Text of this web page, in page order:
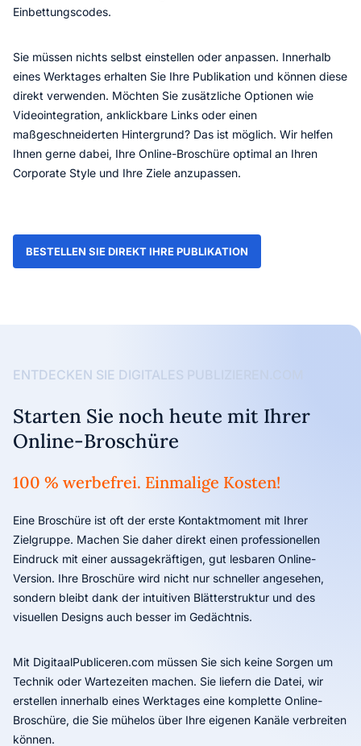
Einbettungscodes.
Sie müssen nichts selbst einstellen oder anpassen. Innerhalb
eines Werktages erhalten Sie Ihre Publikation und können diese
direkt verwenden. Möchten Sie zusätzliche Optionen wie
Videointegration, anklickbare Links oder einen
maßgeschneiderten Hintergrund? Das ist möglich. Wir helfen
Ihnen gerne dabei, Ihre Online-Broschüre optimal an Ihren
Corporate Style und Ihre Ziele anzupassen.
BESTELLEN SIE DIREKT IHRE PUBLIKATION
ENTDECKEN SIE DIGITALES PUBLIZIEREN.COM
Starten Sie noch heute mit Ihrer
Online-Broschüre
100 % werbefrei. Einmalige Kosten!
Eine Broschüre ist oft der erste Kontaktmoment mit Ihrer
Zielgruppe. Machen Sie daher direkt einen professionellen
Eindruck mit einer aussagekräftigen, gut lesbaren Online-
Version. Ihre Broschüre wird nicht nur schneller angesehen,
sondern bleibt dank der intuitiven Blätterstruktur und des
visuellen Designs auch besser im Gedächtnis.
Mit DigitaalPubliceren.com müssen Sie sich keine Sorgen um
Technik oder Wartezeiten machen. Sie liefern die Datei, wir
erstellen innerhalb eines Werktages eine komplette Online-
Broschüre, die Sie mühelos über Ihre eigenen Kanäle verbreiten
können.